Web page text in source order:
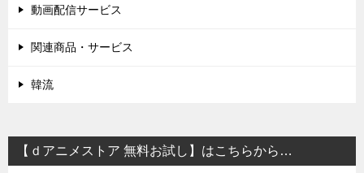
動画配信サービス
関連商品・サービス
韓流
【ｄアニメストア 無料お試し】はこちらから…